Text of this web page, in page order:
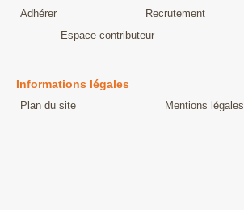
Adhérer
Recrutement
Espace contributeur
Informations légales
Plan du site Mentions légales